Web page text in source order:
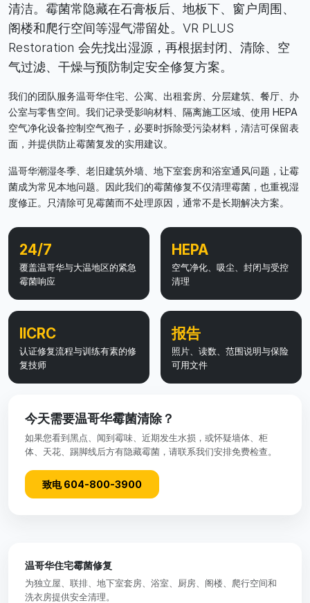
清洁。霉菌常隐藏在石膏板后、地板下、窗户周围、
阁楼和爬行空间等湿气滞留处。VR PLUS
Restoration 会先找出湿源，再根据封闭、清除、空
气过滤、干燥与预防制定安全修复方案。
我们的团队服务温哥华住宅、公寓、出租套房、分层建筑、餐厅、办
公室与零售空间。我们记录受影响材料、隔离施工区域、使用 HEPA
空气净化设备控制空气孢子，必要时拆除受污染材料，清洁可保留表
面，并提供防止霉菌复发的实用建议。
温哥华潮湿冬季、老旧建筑外墙、地下室套房和浴室通风问题，让霉
菌成为常见本地问题。因此我们的霉菌修复不仅清理霉菌，也重视湿
度修正。只清除可见霉菌而不处理原因，通常不是长期解决方案。
24/7
覆盖温哥华与大温地区的紧急
霉菌响应
HEPA
空气净化、吸尘、封闭与受控
清理
IICRC
认证修复流程与训练有素的修
复技师
报告
照片、读数、范围说明与保险
可用文件
今天需要温哥华霉菌清除？
如果您看到黑点、闻到霉味、近期发生水损，或怀疑墙体、柜
体、天花、踢脚线后方有隐藏霉菌，请联系我们安排免费检查。
致电 604-800-3900
温哥华住宅霉菌修复
为独立屋、联排、地下室套房、浴室、厨房、阁楼、爬行空间和
洗衣房提供安全清理。